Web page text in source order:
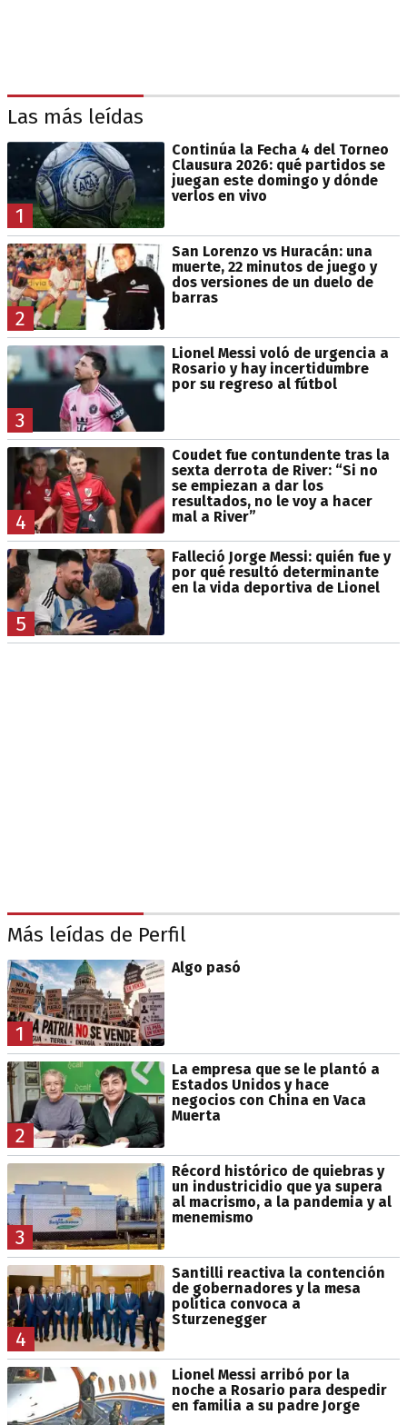
Las más leídas
1
Continúa la Fecha 4 del Torneo
Clausura 2026: qué partidos se
juegan este domingo y dónde
verlos en vivo
2
San Lorenzo vs Huracán: una
muerte, 22 minutos de juego y
dos versiones de un duelo de
barras
3
Lionel Messi voló de urgencia a
Rosario y hay incertidumbre
por su regreso al fútbol
4
Coudet fue contundente tras la
sexta derrota de River: “Si no
se empiezan a dar los
resultados, no le voy a hacer
mal a River”
5
Falleció Jorge Messi: quién fue y
por qué resultó determinante
en la vida deportiva de Lionel
Más leídas de Perfil
1
Algo pasó
2
La empresa que se le plantó a
Estados Unidos y hace
negocios con China en Vaca
Muerta
3
Récord histórico de quiebras y
un industricidio que ya supera
al macrismo, a la pandemia y al
menemismo
4
Santilli reactiva la contención
de gobernadores y la mesa
política convoca a
Sturzenegger
Lionel Messi arribó por la
noche a Rosario para despedir
en familia a su padre Jorge